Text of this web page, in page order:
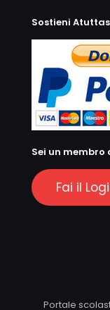
Sostieni
Sei un
Fai il
Portale